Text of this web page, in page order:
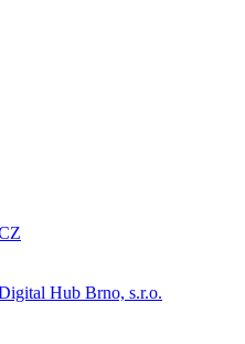
Hub Brno, s.r.o.